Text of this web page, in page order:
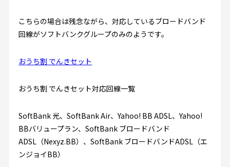
こちらの場合は残念ながら、対応しているブロードバンド
回線がソフトバンクグループのみのようです。
おうち割 でんきセット
おうち割 でんきセット対応回線一覧
SoftBank 光、SoftBank Air、Yahoo! BB ADSL、Yahoo!
BBバリュープラン、SoftBank ブロードバンド
ADSL（Nexyz.BB）、SoftBank ブロードバンドADSL（エ
ンジョイBB）